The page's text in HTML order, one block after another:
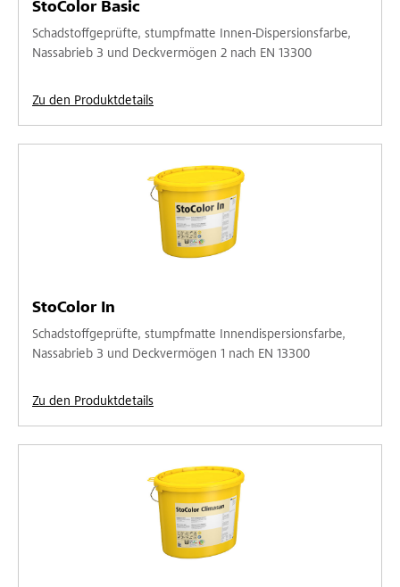
StoColor Basic
Schadstoffgeprüfte, stumpfmatte Innen-Dispersionsfarbe,
Nassabrieb 3 und Deckvermögen 2 nach EN 13300
Zu den Produktdetails
StoColor In
Schadstoffgeprüfte, stumpfmatte Innendispersionsfarbe,
Nassabrieb 3 und Deckvermögen 1 nach EN 13300
Zu den Produktdetails